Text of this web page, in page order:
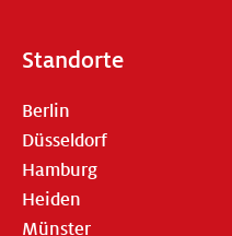
Standorte
Berlin
Düsseldorf
Hamburg
Heiden
Münster